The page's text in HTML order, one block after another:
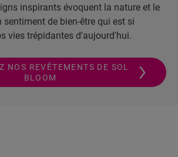
inspirants évoquent la nature et le
sentiment de bien-être qui est si
vies trépidantes d'aujourd'hui.
NOS REVÊTEMENTS DE SOL
BLOOM